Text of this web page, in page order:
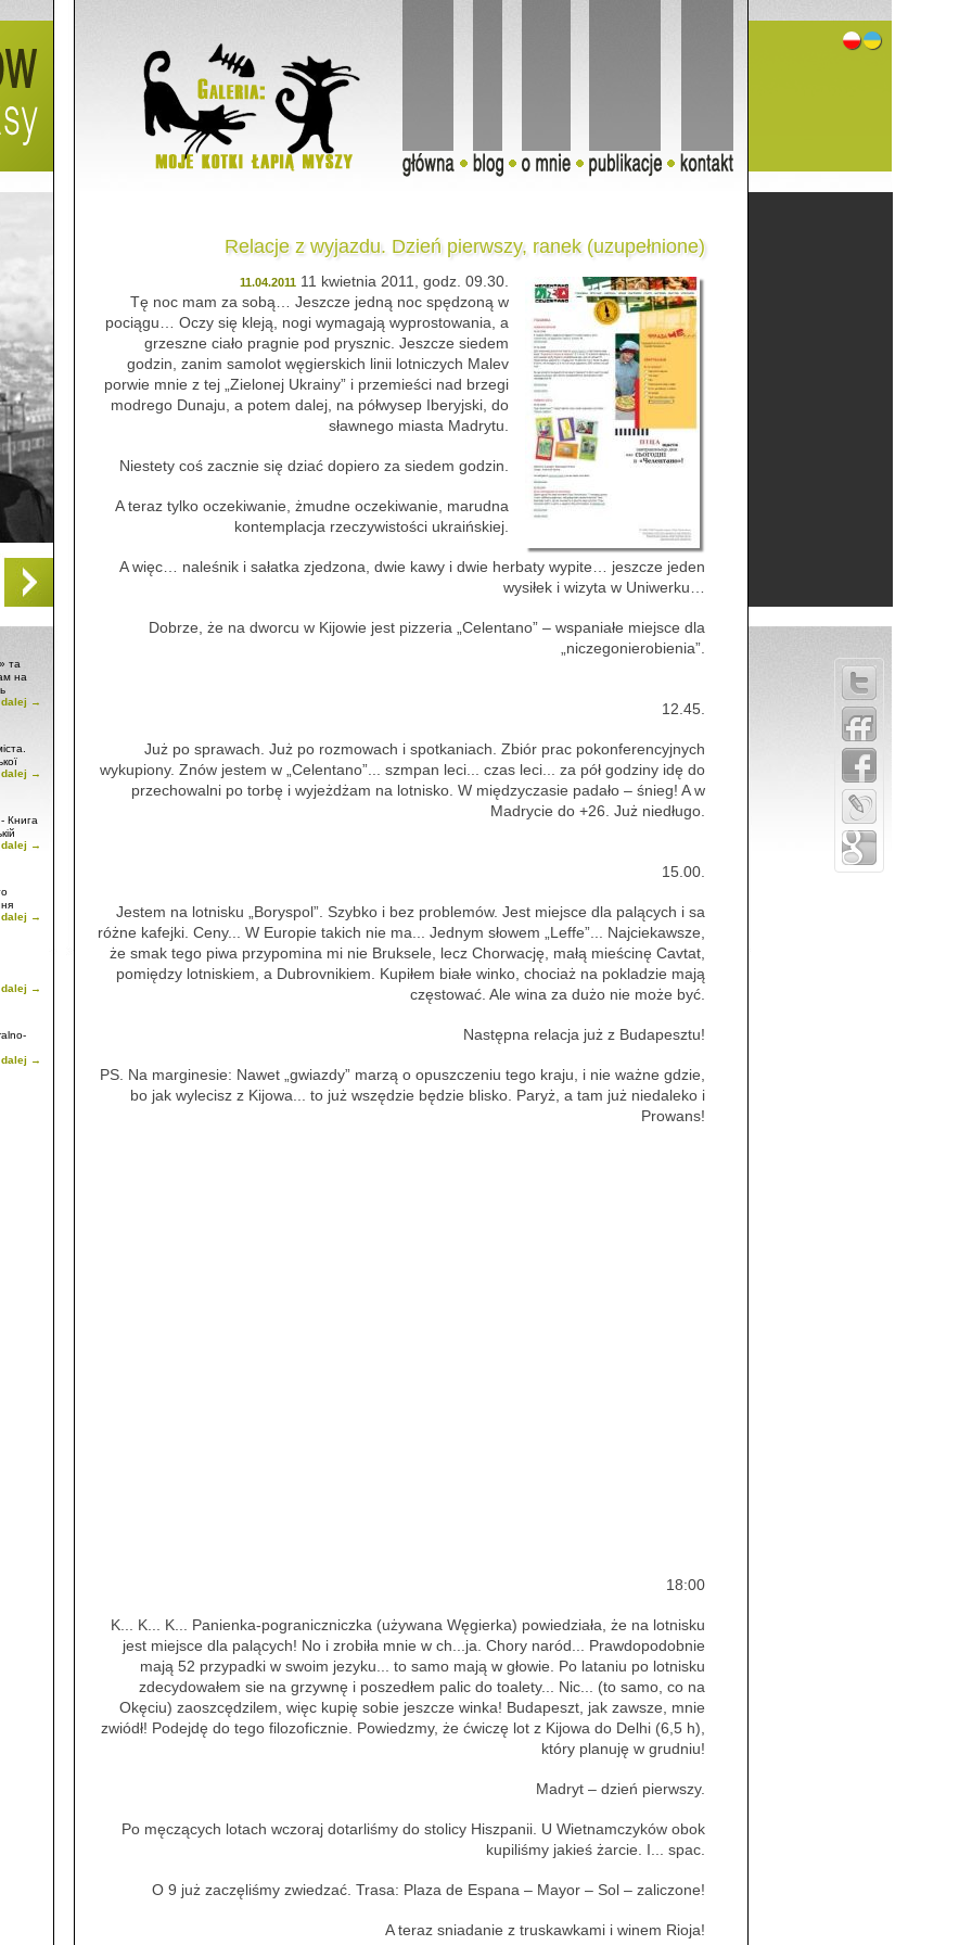
та
на
dalej →
а
dalej →
Книга
dalej →
dalej →
dalej →
dalej →
Relacje z wyjazdu. Dzień pierwszy, ranek (uzupełnione)
11.04.2011 11 kwietnia 2011, godz. 09.30.
Tę noc mam za sobą… Jeszcze jedną noc spędzoną w
pociągu… Oczy się kleją, nogi wymagają wyprostowania, a
grzeszne ciało pragnie pod prysznic. Jeszcze siedem
godzin, zanim samolot węgierskich linii lotniczych Malev
porwie mnie z tej „Zielonej Ukrainy” i przemieści nad brzegi
modrego Dunaju, a potem dalej, na półwysep Iberyjski, do
sławnego miasta Madrytu.
Niestety coś zacznie się dziać dopiero za siedem godzin.
A teraz tylko oczekiwanie, żmudne oczekiwanie, marudna
kontemplacja rzeczywistości ukraińskiej.
A więc… naleśnik i sałatka zjedzona, dwie kawy i dwie herbaty wypite… jeszcze jeden
wysiłek i wizyta w Uniwerku…
Dobrze, że na dworcu w Kijowie jest pizzeria „Celentano” – wspaniałe miejsce dla
„niczegonierobienia”.
12.45.
Już po sprawach. Już po rozmowach i spotkaniach. Zbiór prac pokonferencyjnych
wykupiony. Znów jestem w „Celentano”... szmpan leci... czas leci... za pół godziny idę do
przechowalni po torbę i wyjeżdżam na lotnisko. W międzyczasie padało – śnieg! A w
Madrycie do +26. Już niedługo.
15.00.
Jestem na lotnisku „Boryspol”. Szybko i bez problemów. Jest miejsce dla palących i sa
różne kafejki. Ceny... W Europie takich nie ma... Jednym słowem „Leffe”... Najciekawsze,
że smak tego piwa przypomina mi nie Bruksele, lecz Chorwację, małą mieścinę Cavtat,
pomiędzy lotniskiem, a Dubrovnikiem. Kupiłem białe winko, chociaż na pokladzie mają
częstować. Ale wina za dużo nie może być.
Następna relacja już z Budapesztu!
PS. Na marginesie: Nawet „gwiazdy” marzą o opuszczeniu tego kraju, i nie ważne gdzie,
bo jak wylecisz z Kijowa... to już wszędzie będzie blisko. Paryż, a tam już niedaleko i
Prowans!
18:00
K... K... K... Panienka-pograniczniczka (używana Węgierka) powiedziała, że na lotnisku
jest miejsce dla palących! No i zrobiła mnie w ch...ja. Chory naród... Prawdopodobnie
mają 52 przypadki w swoim jezyku... to samo mają w głowie. Po lataniu po lotnisku
zdecydowałem sie na grzywnę i poszedłem palic do toalety... Nic... (to samo, co na
Okęciu) zaoszcędzilem, więc kupię sobie jeszcze winka! Budapeszt, jak zawsze, mnie
zwiódł! Podejdę do tego filozoficznie. Powiedzmy, że ćwiczę lot z Kijowa do Delhi (6,5 h),
który planuję w grudniu!
Madryt – dzień pierwszy.
Po męczących lotach wczoraj dotarliśmy do stolicy Hiszpanii. U Wietnamczyków obok
kupiliśmy jakieś żarcie. I... spac.
O 9 już zaczęliśmy zwiedzać. Trasa: Plaza de Espana – Mayor – Sol – zaliczone!
A teraz sniadanie z truskawkami i winem Rioja!